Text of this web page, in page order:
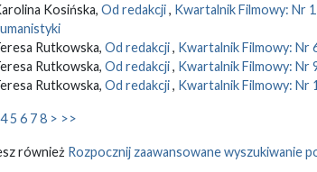
Kosińska, Od redakcji, Kwartalnik Filmowy: Nr
Rutkowska, Od redakcji, Kwartalnik Filmowy: Nr
Rutkowska, Od redakcji, Kwartalnik Filmowy: Nr
Rutkowska, Od redakcji, Kwartalnik Filmowy: Nr
4 5 6 7 8 > >>
również Rozpocznij zaawansowane wyszukiwanie